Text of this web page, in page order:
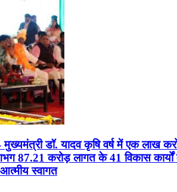
डॉ. यादव कृषि वर्ष में एक लाख
करोड़ लागत के 41 विकास कार्यों
स्वागत